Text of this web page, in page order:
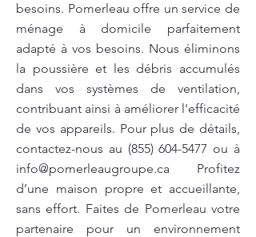
besoins. Pomerleau offre un service de
ménage à domicile parfaitement
adapté à vos besoins. Nous éliminons
la poussière et les débris accumulés
dans vos systèmes de ventilation,
contribuant ainsi à améliorer l'efficacité
de vos appareils. Pour plus de détails,
contactez-nous au (855) 604-5477 ou à
info@pomerleaugroupe.ca Profitez
d’une maison propre et accueillante,
sans effort. Faites de Pomerleau votre
partenaire pour un environnement